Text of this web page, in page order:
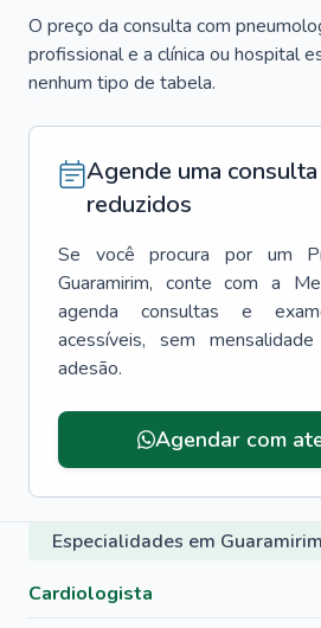
O preço da consulta com
profissional e a clínica ou hospital
nenhum tipo de tabela.
Agende uma
reduzidos
Se você procura por um
Guaramirim, conte com a
agenda consultas e
acessíveis, sem
adesão.
Agendar com
Especialidades em
Cardiologista